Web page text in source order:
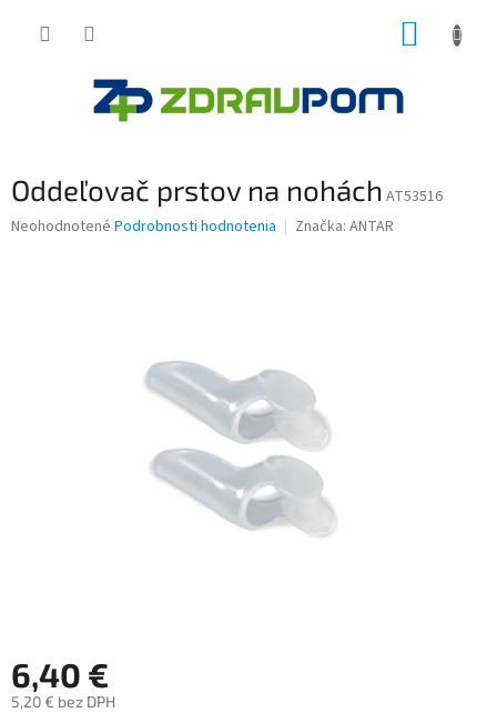
Oddeľovač prstov na nohách AT53516
Priemerné
Neohodnotené Podrobnosti hodnotenia Značka: ANTAR
6,40 €
5,20 € bez DPH